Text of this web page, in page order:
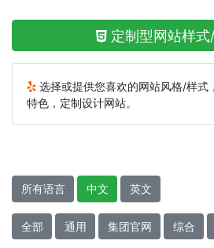
定制型网站样式
选择或提供您喜欢的网站风格/样式
特色，定制设计网站。
所有语言 中文 英文
全部 通用 集团官网 综合